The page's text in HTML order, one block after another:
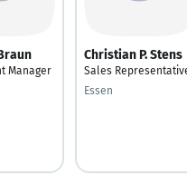
Manager
Christian P. Stens
Sales
Essen